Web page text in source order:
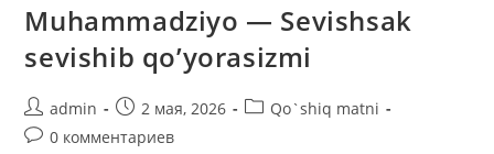
Muhammadziyo — Sevishsak
sevishib qo’yorasizmi
Автор
записи:
admin
Запись
опубликована:
2 мая, 2026
Рубрика
Qo`shiq matni
Комментарии
0 комментариев